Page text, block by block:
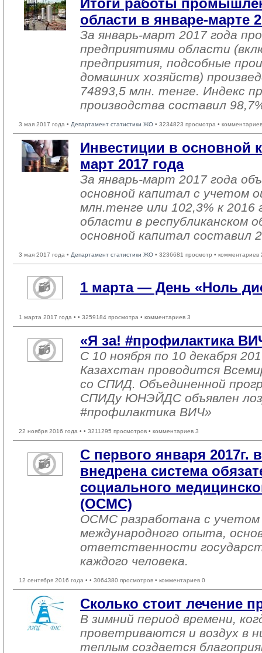
Итоги работы
области в январе-марте
За январь-март 2017 года
предприятиями области
предприятия, подсобные
домашних хозяйств)
74893,5 млн. тенге. Индекс
производства составил
3 мая 2017 года • Департамент статистики ЖО • 3234823 просмотра •
Инвестиции в основной
март 2017 года
За январь-март 2017 года
основной капитал с учетом
млн.тенге или 102,3% к 2016
области в республиканском
основной капитал составил
3 мая 2017 года • Департамент статистики ЖО • 3236681 просмотр • комментариев
1 марта — День «Ноль
1 марта 2017 года • • 3259184 просмотра • комментариев 3
«Я за! #профилактика
С 10 ноября по 10 декабря
Казахстан проводится
со СПИД. Объединенной
СПИДу ЮНЭЙДС объявлен
#профилактика ВИЧ»
22 ноября 2016 года • • 3211295 просмотров • комментариев 3
С первого января 2017г.
внедрена система
социального
(ОСМС)
ОСМС разработана с учетом
международного опыта,
ответственности
каждого человека.
12 сентября 2016 года • • 3064380 просмотров • комментариев 0
Сколько стоит лечение
В зимний период времени,
проветриваются и воздух в
теплым создается